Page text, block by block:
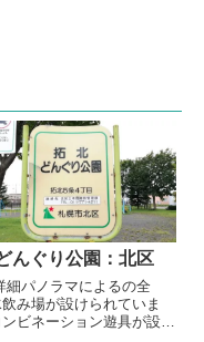
んぐり公園：北区
細パノラマによるの全
み場が設けられていま
ビネーション遊具が設置